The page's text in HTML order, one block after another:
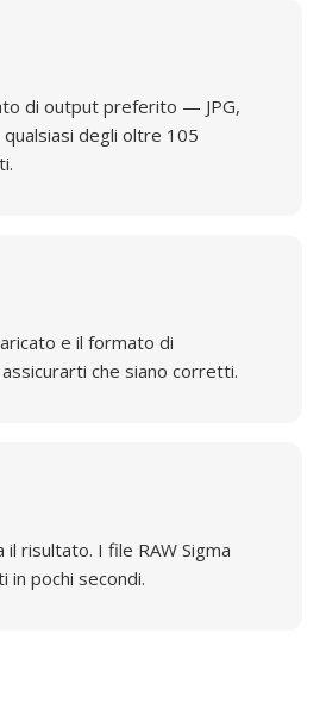
di output preferito — JPG,
qualsiasi degli oltre 105
e il formato di
che siano corretti.
il risultato. I file RAW Sigma
in pochi secondi.